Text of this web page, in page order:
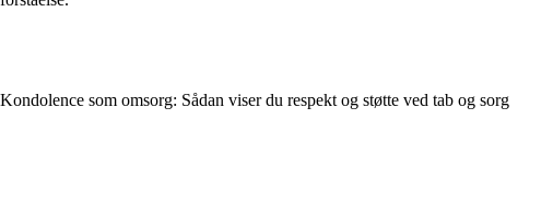
Kondolence som omsorg: Sådan viser du respekt og støtte ved tab og sorg